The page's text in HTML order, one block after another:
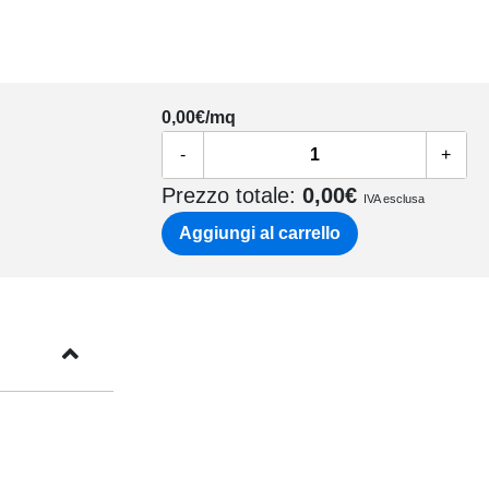
0,00€/mq
-
+
Prezzo totale: 0,00€ IVA esclusa
Aggiungi al carrello